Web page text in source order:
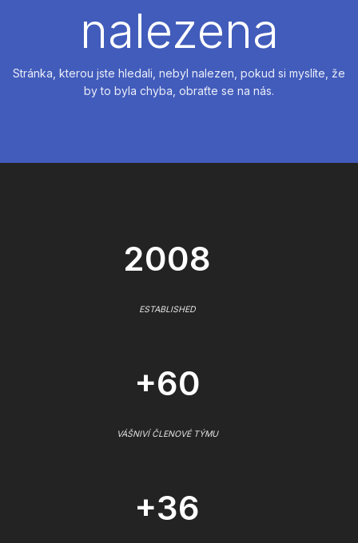
nalezena
Stránka, kterou jste hledali, nebyl nalezen, pokud si myslíte, že
by to byla chyba, obraťte se na nás.
2008
ESTABLISHED
+60
VÁŠNIVÍ ČLENOVÉ TÝMU
+36